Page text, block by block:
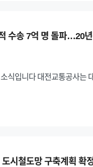
수송 7억 명 돌파…20
식입니다 대전교통공사는
도시철도망 구축계획 확